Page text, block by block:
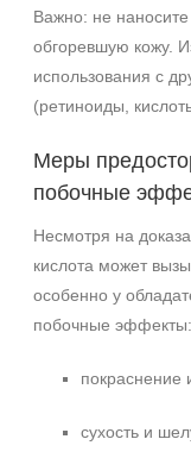
Важно: не
обгоревшую кожу.
использования с
(ретиноиды,
Меры
побочные
Несмотря на
кислота может
особенно у
побочные эффекты:
покраснение
сухость и